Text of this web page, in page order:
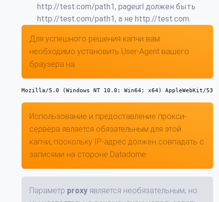
http://test.com/path1, pageurl должен быть
http://test.com/path1, а не http://test.com.
Для успешного решения капчи вам
необходимо установить User-Agent вашего
браузера на
Mozilla/5.0 (Windows NT 10.0; Win64; x64) AppleWebKit/
Использование и предоставление прокси-
сервера является обязательным для этой
капчи, поскольку IP-адрес должен совпадать с
записями на стороне Datadome.
Параметр proxy является необязательным, но